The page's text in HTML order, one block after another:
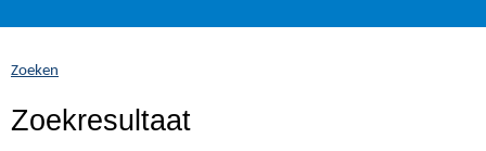
naar zich
hier:
Zoeken
Zoekresultaat